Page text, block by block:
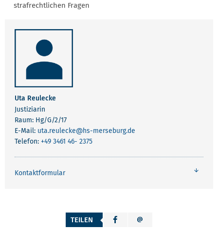
strafrechtlichen Fragen
Uta Reulecke
Justiziarin
Raum: Hg/G/2/17
E-Mail: uta.reulecke@hs-merseburg.de
Telefon: +49 3461 46- 2375
Kontaktformular
TEILEN